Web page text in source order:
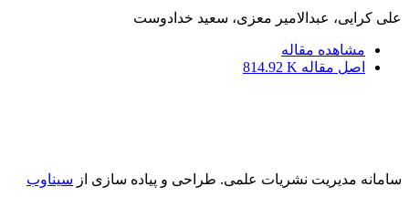
علی کرایی، عبدالامیر معزی، سعید خدادوست
مشاهده مقاله
اصل مقاله 814.92 K
سامانه مدیریت نشریات علمی. طراحی و پیاده سازی از سیناوب